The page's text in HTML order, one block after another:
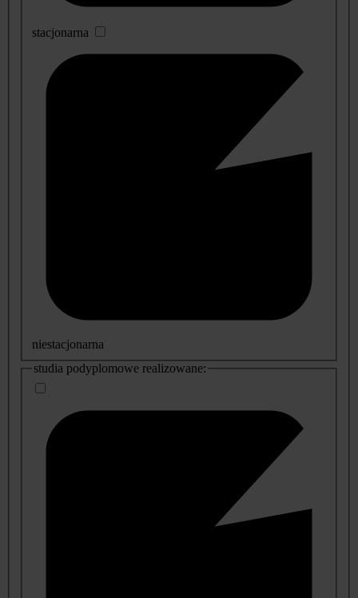
stacjonarna
niestacjonarna
studia podyplomowe realizowane: